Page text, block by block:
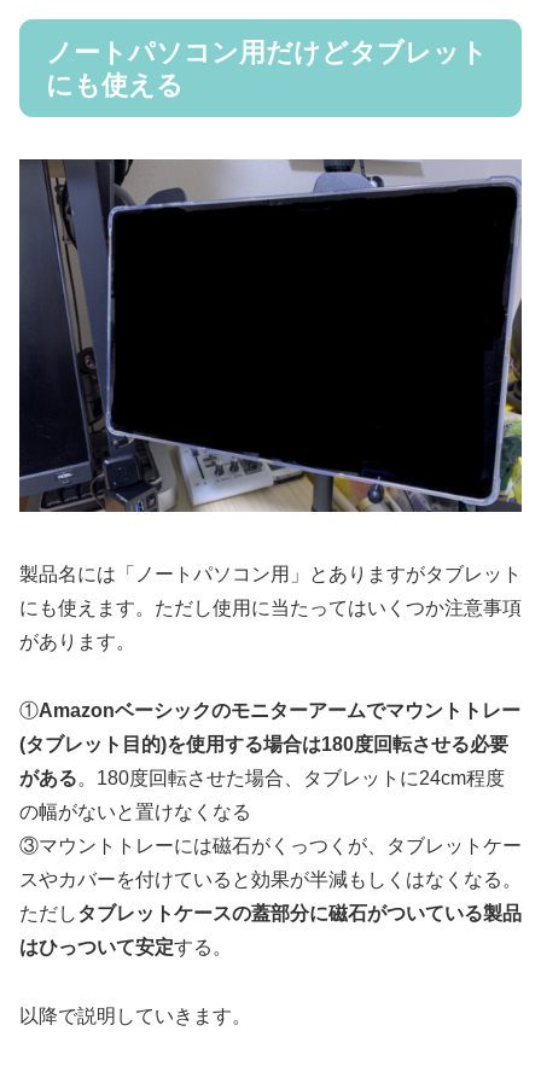
ノートパソコン用だけどタブレット
にも使える
製品名には「ノートパソコン用」とありますがタブレット
にも使えます。ただし使用に当たってはいくつか注意事項
があります。
①Amazonベーシックのモニターアームでマウントトレー
(タブレット目的)を使用する場合は180度回転させる必要
がある。180度回転させた場合、タブレットに24cm程度
の幅がないと置けなくなる
③マウントトレーには磁石がくっつくが、タブレットケー
スやカバーを付けていると効果が半減もしくはなくなる。
ただしタブレットケースの蓋部分に磁石がついている製品
はひっついて安定する。
以降で説明していきます。